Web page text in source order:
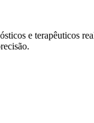
e terapêuticos